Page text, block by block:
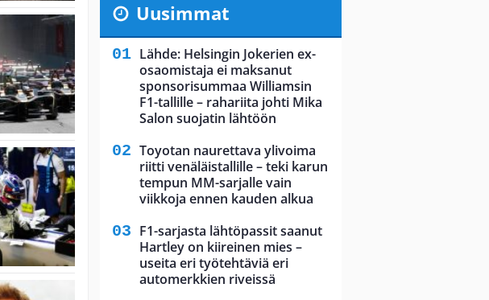
Uusimmat
Lähde: Helsingin Jokerien ex-
osaomistaja ei maksanut
sponsorisummaa Williamsin
F1-tallille – rahariita johti Mika
Salon suojatin lähtöön
Toyotan naurettava ylivoima
riitti venäläistallille – teki karun
tempun MM-sarjalle vain
viikkoja ennen kauden alkua
F1-sarjasta lähtöpassit saanut
Hartley on kiireinen mies –
useita eri työtehtäviä eri
automerkkien riveissä